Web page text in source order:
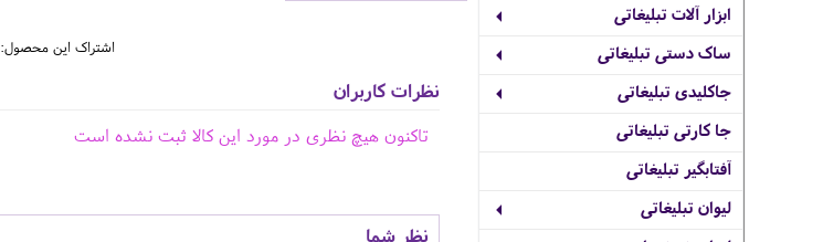
ابزار آلات تبلیغاتی
ساک دستی تبلیغاتی
جاکلیدی تبلیغاتی
جا کارتی تبلیغاتی
آفتابگیر تبلیغاتی
لیوان تبلیغاتی
اشتراک این محصول:
نظرات کاربران
تاکنون هیچ نظری در مورد این کالا ثبت نشده است
نظر شما